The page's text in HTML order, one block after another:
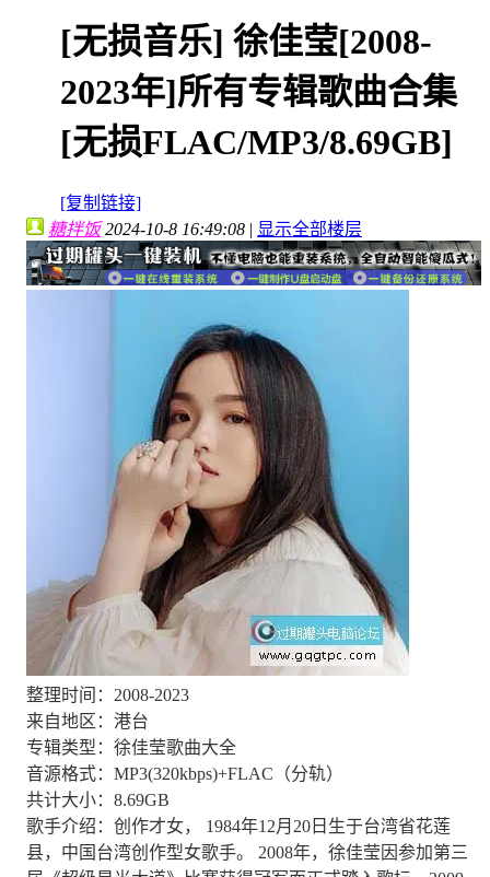
[无损音乐] 徐佳莹[2008-
2023年]所有专辑歌曲合集
[无损FLAC/MP3/8.69GB]
[复制链接]
糖拌饭2024-10-8 16:49:08 | 显示全部楼层
整理时间：2008-2023
来自地区：港台
专辑类型：徐佳莹歌曲大全
音源格式：MP3(320kbps)+FLAC（分轨）
共计大小：8.69GB
歌手介绍：创作才女， 1984年12月20日生于台湾省花莲
县，中国台湾创作型女歌手。 2008年，徐佳莹因参加第三